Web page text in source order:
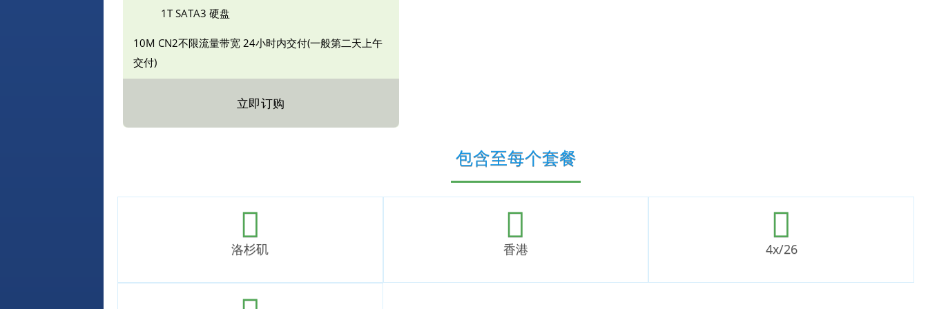
1T SATA3 硬盘
10M CN2不限流量带宽 24小时内交付(一般第二天上午
交付)
立即订购
包含至每个套餐
洛杉矶 香港 4x/26